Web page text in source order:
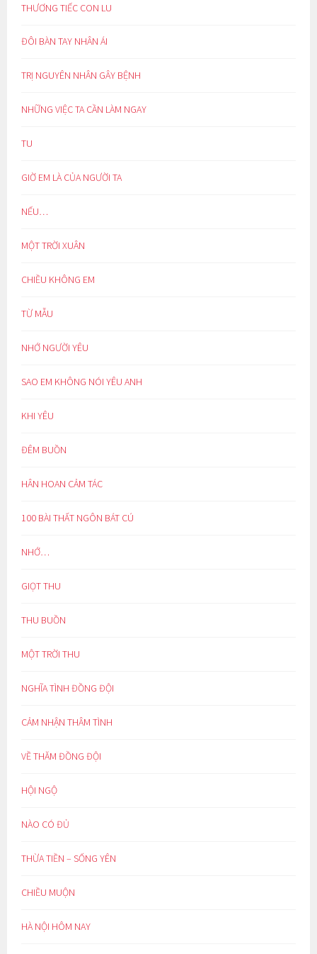
THƯƠNG TIẾC CON LU
ĐÔI BÀN TAY NHÂN ÁI
TRỊ NGUYÊN NHÂN GÂY BỆNH
NHỮNG VIỆC TA CẦN LÀM NGAY
TU
GIỜ EM LÀ CỦA NGƯỜI TA
NẾU…
MỘT TRỜI XUÂN
CHIỀU KHÔNG EM
TỪ MẪU
NHỚ NGƯỜI YÊU
SAO EM KHÔNG NÓI YÊU ANH
KHI YÊU
ĐÊM BUỒN
HÂN HOAN CẢM TÁC
100 BÀI THẤT NGÔN BÁT CÚ
NHỚ…
GIỌT THU
THU BUỒN
MỘT TRỜI THU
NGHĨA TÌNH ĐỒNG ĐỘI
CẢM NHẬN THÂM TÌNH
VỀ THĂM ĐỒNG ĐỘI
HỘI NGỘ
NÀO CÓ ĐỦ
THỪA TIỀN – SỐNG YÊN
CHIỀU MUỘN
HÀ NỘI HÔM NAY